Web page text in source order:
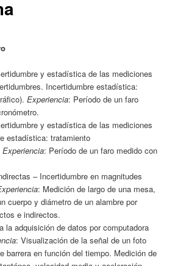
y estadística de las mediciones
Incertidumbre estadística:
Experiencia: Período de un faro
y estadística de las mediciones
estadística: tratamiento
Experiencia: Período de un faro medido con
– Incertidumbre en magnitudes
: Medición de largo de una mesa,
cuerpo y diámetro de un alambre por
e indirectos.
la adquisición de datos por computadora
: Visualización de la señal de un foto
barrera en función del tiempo. Medición de